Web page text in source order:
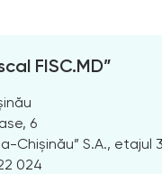
FISC.MD”
6
Chișinău” S.A., etajul
024